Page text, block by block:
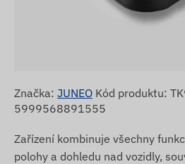
Značka: JUNEO Kód produktu:
5999568891555
Zařízení kombinuje všechny
polohy a dohledu nad vozidly,